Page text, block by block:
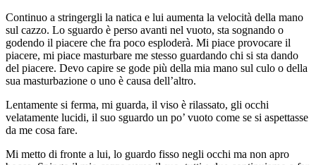
Continuo a stringergli la natica e lui aumenta la velocità della mano
sul cazzo. Lo sguardo è perso avanti nel vuoto, sta sognando o
godendo il piacere che fra poco esploderà. Mi piace provocare il
piacere, mi piace masturbare me stesso guardando chi si sta dando
del piacere. Devo capire se gode più della mia mano sul culo o della
sua masturbazione o uno è causa dell’altro.
Lentamente si ferma, mi guarda, il viso è rilassato, gli occhi
velatamente lucidi, il suo sguardo un po’ vuoto come se si aspettasse
da me cosa fare.
Mi metto di fronte a lui, lo guardo fisso negli occhi ma non apro